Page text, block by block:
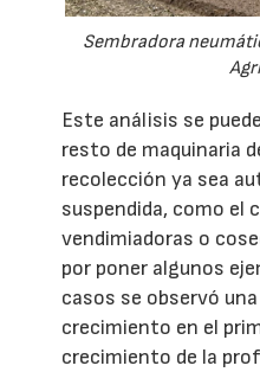
Sembradora
Este análisis se
resto de maquinaria
recolección ya sea
suspendida, como el
vendimiadoras o
por poner algunos
casos se observó
crecimiento en el
crecimiento de la